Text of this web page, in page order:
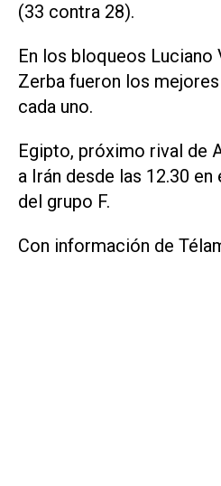
(33 contra 28).
En los bloqueos
Zerba fueron los
cada uno.
Egipto, próximo rival de
a Irán desde las 12.30
del grupo F.
Con información de